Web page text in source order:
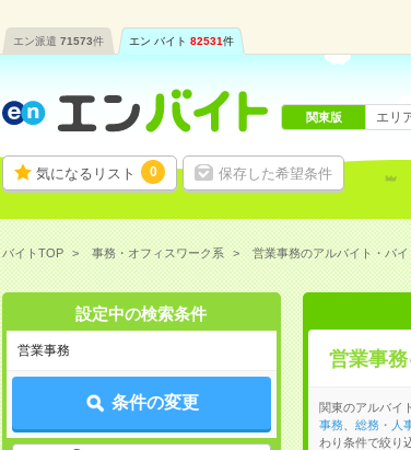
エン派遣 71573件 エン バイト 82531件
気になるリスト 0 保存した希望条件
関東版 エリ
バイトTOP 事務・オフィスワーク系 営業事務のアルバイト・バイ
設定中の検索条件
営業事務
条件の変更
営業事務
関東のアルバイ
事務、 総務・人
わり条件で絞り